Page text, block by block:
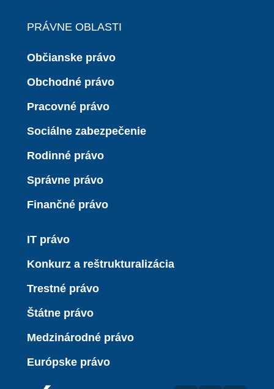
PRÁVNE OBLASTI
Občianske právo
Obchodné právo
Pracovné právo
Sociálne zabezpečenie
Rodinné právo
Správne právo
Finančné právo
IT právo
Konkurz a reštrukturalizácia
Trestné právo
Štátne právo
Medzinárodné právo
Európske právo